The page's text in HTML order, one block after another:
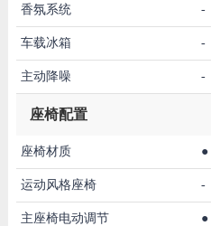
香氛系统 -
车载冰箱 -
主动降噪 -
座椅配置
座椅材质 ●
运动风格座椅 -
主座椅电动调节 ●